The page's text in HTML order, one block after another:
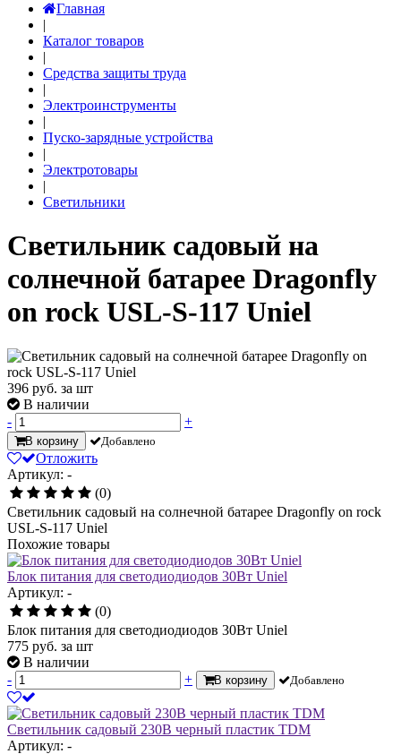
Главная
|
Каталог товаров
|
Средства защиты труда
|
Электроинструменты
|
Пуско-зарядные устройства
|
Электротовары
|
Светильники
Светильник садовый на
солнечной батарее Dragonfly
on rock USL-S-117 Uniel
396 руб. за шт
В наличии
-
+
В корзину Добавлено
Отложить
Артикул: -
(0)
Светильник садовый на солнечной батарее Dragonfly on rock
USL-S-117 Uniel
Похожие товары
Блок питания для светодиодиодов 30Вт Uniel
Артикул: -
(0)
Блок питания для светодиодиодов 30Вт Uniel
775 руб. за шт
В наличии
-
+ В корзину Добавлено
Светильник садовый 230В черный пластик TDM
Артикул: -